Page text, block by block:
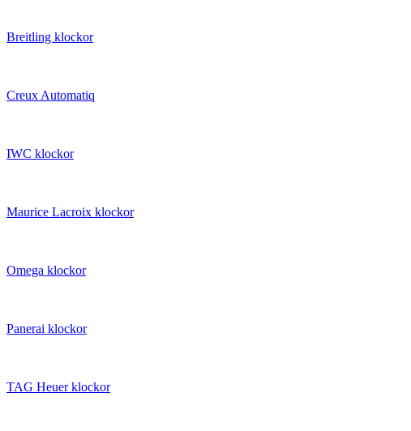
Breitling klockor
Creux Automatiq
IWC klockor
Maurice Lacroix klockor
Omega klockor
Panerai klockor
TAG Heuer klockor